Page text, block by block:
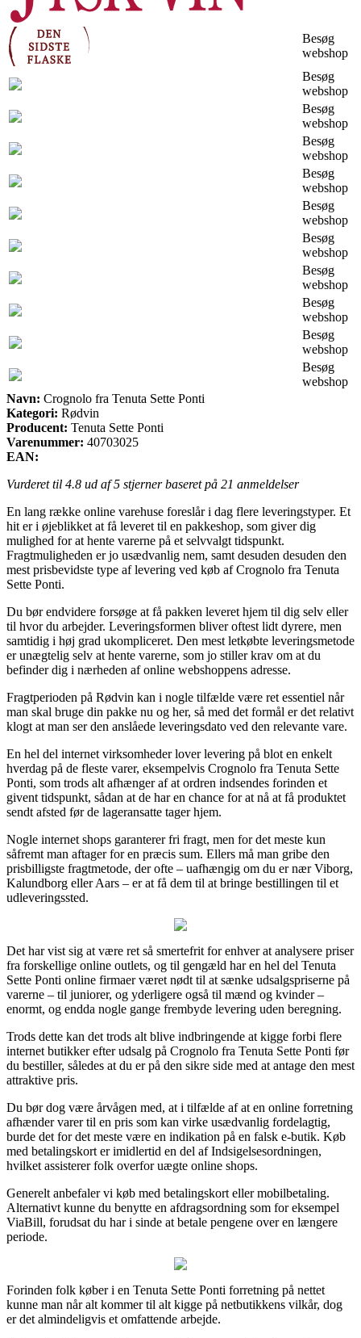
Besøg
webshop
Besøg
webshop
Besøg
webshop
Besøg
webshop
Besøg
webshop
Besøg
webshop
Besøg
webshop
Besøg
webshop
Besøg
webshop
Besøg
webshop
Besøg
webshop
Navn: Crognolo fra Tenuta Sette Ponti
Kategori: Rødvin
Producent: Tenuta Sette Ponti
Varenummer: 40703025
EAN:
Vurderet til 4.8 ud af 5 stjerner baseret på 21 anmeldelser
En lang række online varehuse foreslår i dag flere leveringstyper. Et
hit er i øjeblikket at få leveret til en pakkeshop, som giver dig
mulighed for at hente varerne på et selvvalgt tidspunkt.
Fragtmuligheden er jo usædvanlig nem, samt desuden desuden den
mest prisbevidste type af levering ved køb af Crognolo fra Tenuta
Sette Ponti.
Du bør endvidere forsøge at få pakken leveret hjem til dig selv eller
til hvor du arbejder. Leveringsformen bliver oftest lidt dyrere, men
samtidig i høj grad ukompliceret. Den mest letkøbte leveringsmetode
er unægtelig selv at hente varerne, som jo stiller krav om at du
befinder dig i nærheden af online webshoppens adresse.
Fragtperioden på Rødvin kan i nogle tilfælde være ret essentiel når
man skal bruge din pakke nu og her, så med det formål er det relativt
klogt at man ser den anslåede leveringsdato ved den relevante vare.
En hel del internet virksomheder lover levering på blot en enkelt
hverdag på de fleste varer, eksempelvis Crognolo fra Tenuta Sette
Ponti, som trods alt afhænger af at ordren indsendes forinden et
givent tidspunkt, sådan at de har en chance for at nå at få produktet
sendt afsted før de lageransatte tager hjem.
Nogle internet shops garanterer fri fragt, men for det meste kun
såfremt man aftager for en præcis sum. Ellers må man gribe den
prisbilligste fragtmetode, der ofte – uafhængig om du er nær Viborg,
Kalundborg eller Aars – er at få dem til at bringe bestillingen til et
udleveringssted.
Det har vist sig at være ret så smertefrit for enhver at analysere priser
fra forskellige online outlets, og til gengæld har en hel del Tenuta
Sette Ponti online firmaer været nødt til at sænke udsalgspriserne på
varerne – til juniorer, og yderligere også til mænd og kvinder –
enormt, og endda nogle gange frembyde levering uden beregning.
Trods dette kan det trods alt blive indbringende at kigge forbi flere
internet butikker efter udsalg på Crognolo fra Tenuta Sette Ponti før
du bestiller, således at du er på den sikre side med at antage den mest
attraktive pris.
Du bør dog være årvågen med, at i tilfælde af at en online forretning
afhænder varer til en pris som kan virke usædvanlig fordelagtig,
burde det for det meste være en indikation på en falsk e-butik. Køb
med betalingskort er imidlertid en del af Indsigelsesordningen,
hvilket assisterer folk overfor uægte online shops.
Generelt anbefaler vi køb med betalingskort eller mobilbetaling.
Alternativt kunne du benytte en afdragsordning som for eksempel
ViaBill, forudsat du har i sinde at betale pengene over en længere
periode.
Forinden folk køber i en Tenuta Sette Ponti forretning på nettet
kunne man når alt kommer til alt kigge på netbutikkens vilkår, dog
er det almindeligvis et omfattende arbejde.